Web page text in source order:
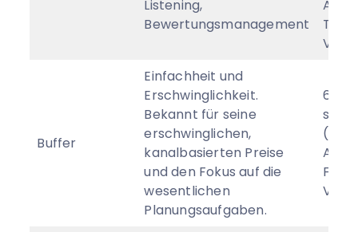
Listening,
Bewertungsmanagement
Buffer
Einfachheit und
Erschwinglichkeit.
Bekannt für seine
erschwinglichen,
kanalbasierten Preise
und den Fokus auf die
wesentlichen
Planungsaufgaben.
6 $
Free